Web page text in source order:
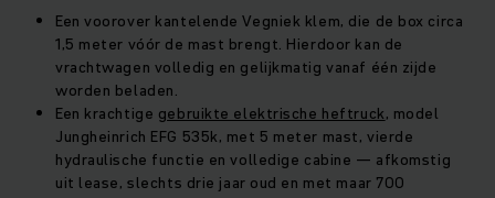
Een voorover kantelende Vegniek klem, die de box circa
1,5 meter vóór de mast brengt. Hierdoor kan de
vrachtwagen volledig en gelijkmatig vanaf één zijde
worden beladen.
Een krachtige gebruikte elektrische heftruck, model
Jungheinrich EFG 535k, met 5 meter mast, vierde
hydraulische functie en volledige cabine — afkomstig
uit lease, slechts drie jaar oud en met maar 700